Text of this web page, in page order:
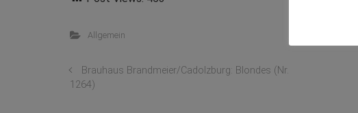
Allgemein
Brauhaus Brandmeier/Cadolzburg: Blondes (Nr.
1264)